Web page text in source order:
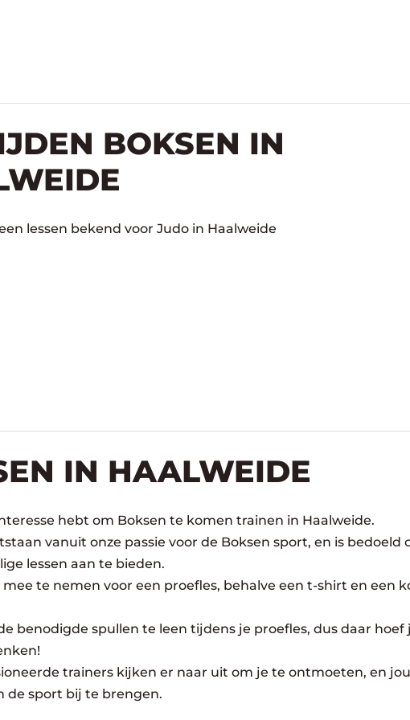
BOKSEN IN
lessen bekend voor Judo in Haalweide
IN HAALWEIDE
hebt om Boksen te komen trainen in Haalweide.
vanuit onze passie voor de Boksen sport, en is bedoeld
lessen aan te bieden.
mee te nemen voor een proefles, behalve een t-shirt en een
benodigde spullen te leen tijdens je proefles, dus daar hoef
trainers kijken er naar uit om je te ontmoeten, en
de sport bij te brengen.